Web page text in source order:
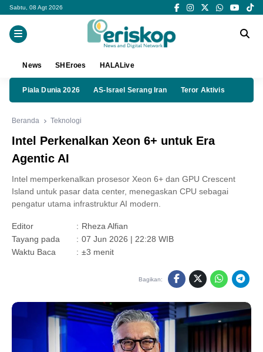
Sabtu, 08 Agt 2026
News SHEroes HALALive
Piala Dunia 2026 AS-Israel Serang Iran Teror Aktivis
Beranda Teknologi
Intel Perkenalkan Xeon 6+ untuk Era
Agentic AI
Intel memperkenalkan prosesor Xeon 6+ dan GPU Crescent
Island untuk pasar data center, menegaskan CPU sebagai
pengatur utama infrastruktur AI modern.
Editor : Rheza Alfian
Tayang pada
: 07 Jun 2026 | 22:28 WIB
Waktu Baca
: ±3 menit
Bagikan: